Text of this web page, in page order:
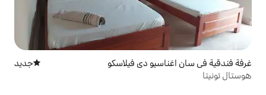
دي فيلاسكو مكان إقامة جديد
جديد